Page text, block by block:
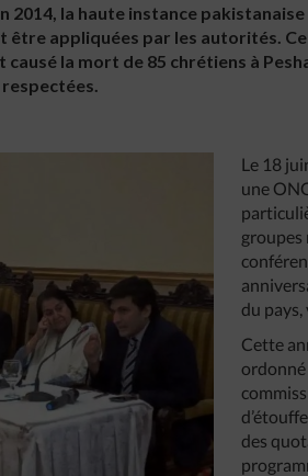
2014, la haute instance
appliquées par les autorités. Ce
la mort de 85 chrétiens à
respectées.
Le 18
une
groupes
du
Cette
des